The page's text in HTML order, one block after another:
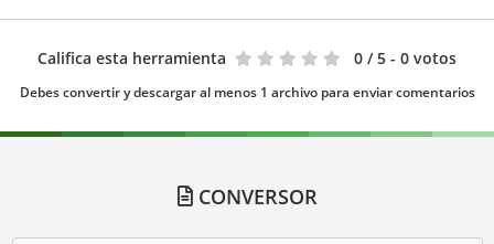
Califica esta herramienta 0 / 5 - 0 votos
Debes convertir y descargar al menos 1 archivo para enviar comentarios
CONVERSOR